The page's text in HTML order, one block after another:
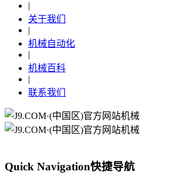
|
关于我们
|
机械自动化
|
机械百科
|
联系我们
Quick Navigation快捷导航